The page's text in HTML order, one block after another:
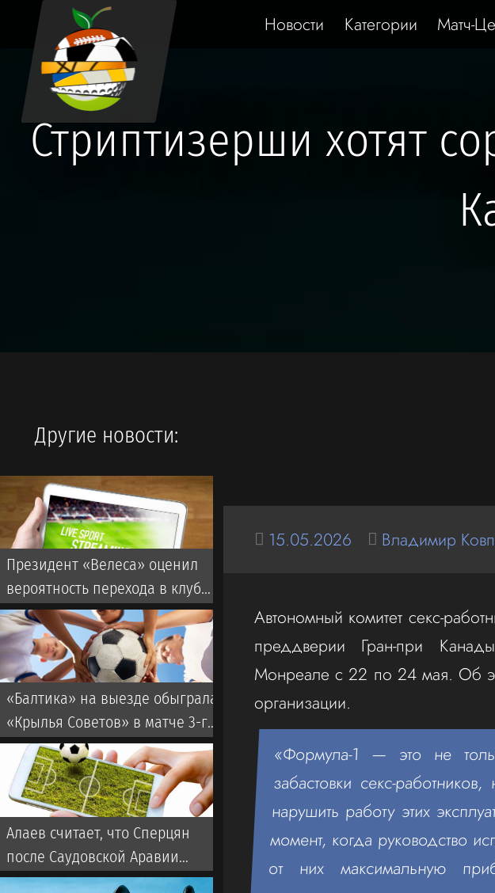
Новости Категории Матч-
Стриптизерши хотят
15.05.2026 Владимир
Автономный комитет секс-
преддверии Гран-при
Монреале с 22 по 24 мая. Об
организации.
«Формула-1 — это не
забастовки секс-
нарушить работу этих
момент, когда руководство
от них максимальную
Другие новости:
Президент «Велеса» оценил
вероятность перехода в клуб
Дзюбы и Заболотного
«Балтика» на выезде обыграла
«Крылья Советов» в матче 3-го
тура РПЛ
Алаев считает, что Сперцян
после Саудовской Аравии
может переехать в